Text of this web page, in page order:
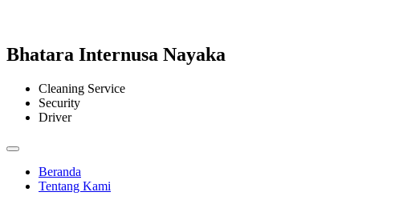
Bhatara Internusa Nayaka
Cleaning Service
Security
Driver
Beranda
Tentang Kami